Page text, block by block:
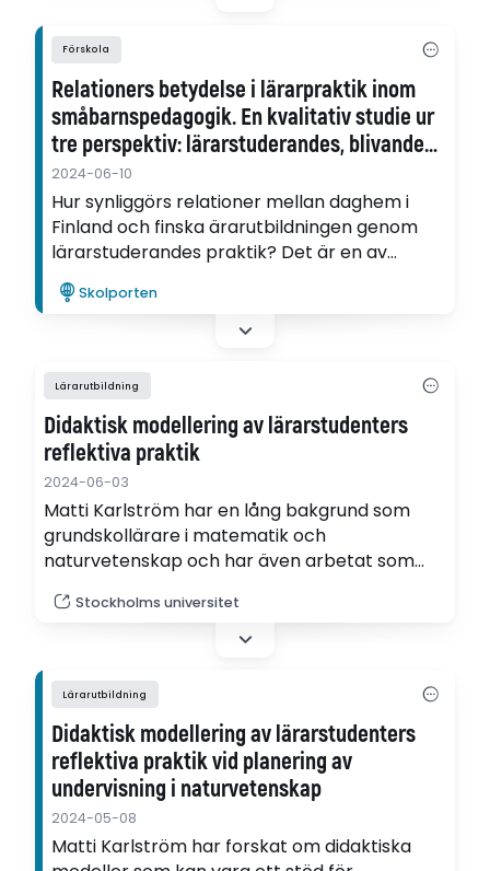
Förskola
Relationers betydelse i lärarpraktik inom
småbarnspedagogik. En kvalitativ studie ur
tre perspektiv: lärarstuderandes, blivande
fälthandledares och ledares
2024-06-10
Hur synliggörs relationer mellan daghem i
Finland och finska ärarutbildningen genom
lärarstuderandes praktik? Det är en av
frågorna som Anna Buss undersöker i sin
avhandling.
Skolporten
Lärarutbildning
Didaktisk modellering av lärarstudenters
reflektiva praktik
2024-06-03
Matti Karlström har en lång bakgrund som
grundskollärare i matematik och
naturvetenskap och har även arbetat som
didaktik de senaste 15 åren. I slutet av maj
disputerade han på sin avhandling om
Stockholms universitet
Lärarutbildning
Didaktisk modellering av lärarstudenters
reflektiva praktik vid planering av
undervisning i naturvetenskap
2024-05-08
Matti Karlström har forskat om didaktiska